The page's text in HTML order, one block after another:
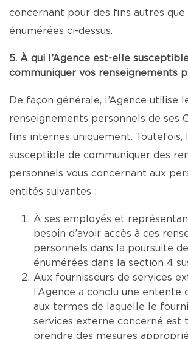
concernant pour des fins autres que
énumérées ci-dessus.
5. À qui l’Agence est-elle
communiquer vos renseignements
De façon générale, l’Agence utilise
renseignements personnels de ses
fins internes uniquement. Toutefois,
susceptible de communiquer des
personnels vous concernant aux
entités suivantes :
À ses employés et
besoin d’avoir accès à ces
personnels dans la poursuite
énumérées dans la section 4
Aux fournisseurs de services
l’Agence a conclu une entente
aux termes de laquelle le
services externe concerné est
prendre des mesures